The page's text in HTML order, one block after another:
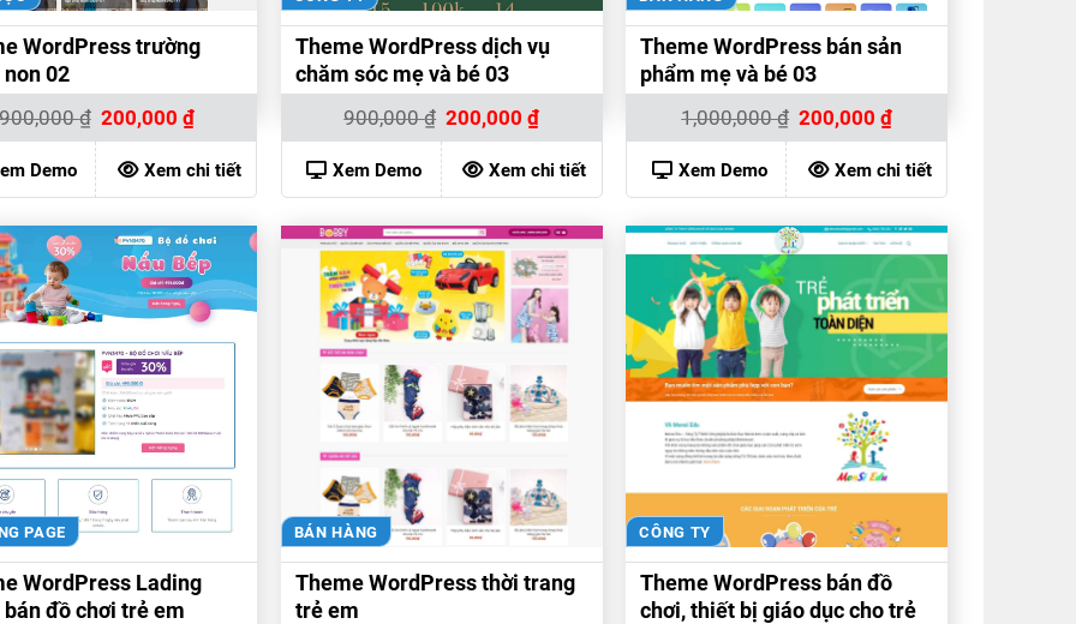
WordPress trường
02
₫ Giá
gốc
là:
900,000 ₫.
200,000 ₫Giá
hiện
tại
là:
200,000 ₫.
Demo Xem chi tiết
Theme WordPress dịch vụ
chăm sóc mẹ và bé 03
900,000₫ Giá
gốc
là:
900,000 ₫.
200,000₫Giá
tại
là:
200,000 ₫.
Xem Demo Xem chi tiết
Theme WordPress bán sản
phẩm mẹ và bé 03
1,000,000₫ Giá
gốc
là:
1,000,000 ₫.
200,000₫Giá
tại
là:
200,000 ₫.
Xem Demo Xem chi tiết
PAGE
WordPress Lading
bán đồ chơi trẻ em
BÁN HÀNG
Theme WordPress thời trang
trẻ em
CÔNG TY
Theme WordPress bán đồ
chơi, thiết bị giáo dục cho trẻ